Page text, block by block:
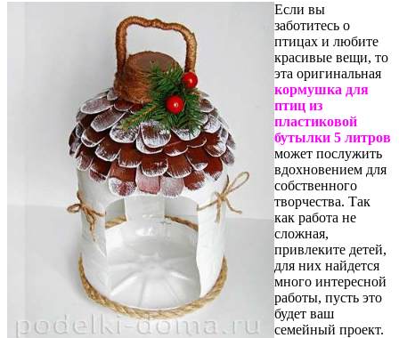
Если вы
заботитесь о
птицах и любите
красивые вещи, то
эта оригинальная
кормушка для
птиц из
пластиковой
бутылки 5 литров
может послужить
вдохновением для
собственного
творчества. Так
как работа не
сложная,
привлеките детей,
для них найдется
много интересной
работы, пусть это
будет ваш
семейный проект.